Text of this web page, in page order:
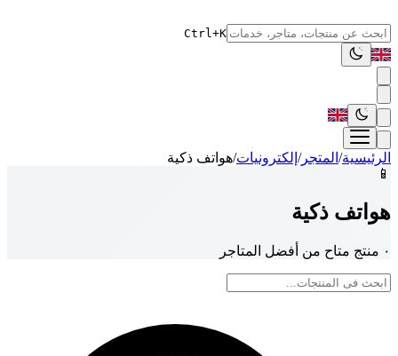
Ctrl+K
الرئيسية/ المتجر/ إلكترونيات/هواتف ذكية
📱
هواتف ذكية
٠ منتج متاح من أفضل المتاجر